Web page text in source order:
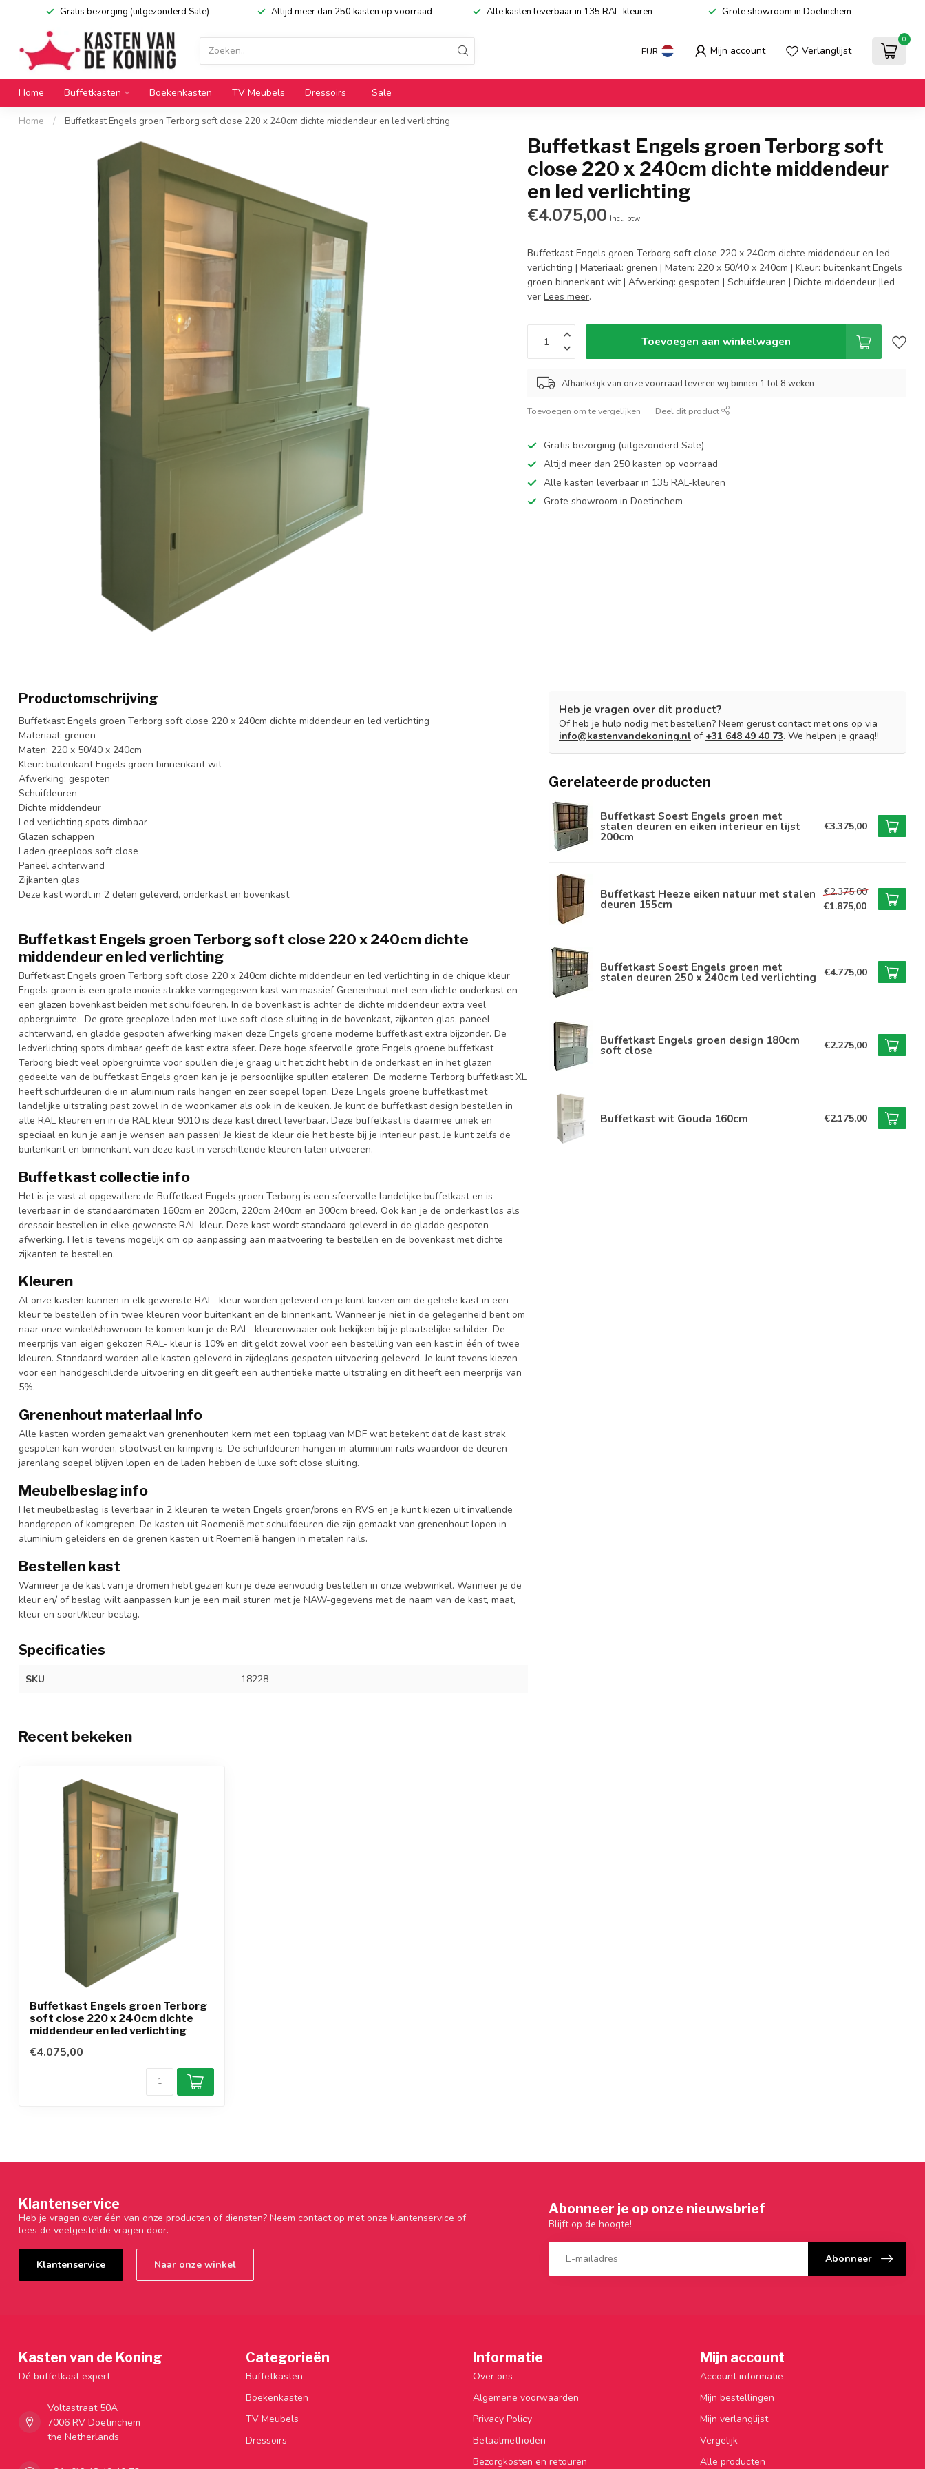
Gratis bezorging (uitgezonderd Sale) Altijd meer dan 250 kasten op voorraad Alle kasten leverbaar in 135 RAL-kleuren Grote showroom in Doetinchem
EUR Mijn account Verlanglijst
0
Home Buffetkasten Boekenkasten TV Meubels Dressoirs Sale
Home / Buffetkast Engels groen Terborg soft close 220 x 240cm dichte middendeur en led verlichting
Buffetkast Engels groen Terborg soft
close 220 x 240cm dichte middendeur
en led verlichting
€4.075,00 Incl. btw
Buffetkast Engels groen Terborg soft close 220 x 240cm dichte middendeur en led
verlichting | Materiaal: grenen | Maten: 220 x 50/40 x 240cm | Kleur: buitenkant Engels
groen binnenkant wit | Afwerking: gespoten | Schuifdeuren | Dichte middendeur |led
verLees meer.
Toevoegen aan winkelwagen
Afhankelijk van onze voorraad leveren wij binnen 1 tot 8 weken
Toevoegen om te vergelijken Deel dit product
Gratis bezorging (uitgezonderd Sale)
Altijd meer dan 250 kasten op voorraad
Alle kasten leverbaar in 135 RAL-kleuren
Grote showroom in Doetinchem
Productomschrijving
Buffetkast Engels groen Terborg soft close 220 x 240cm dichte middendeur en led verlichting
Materiaal: grenen
Maten: 220 x 50/40 x 240cm
Kleur: buitenkant Engels groen binnenkant wit
Afwerking: gespoten
Schuifdeuren
Dichte middendeur
Led verlichting spots dimbaar
Glazen schappen
Laden greeploos soft close
Paneel achterwand
Zijkanten glas
Deze kast wordt in 2 delen geleverd, onderkast en bovenkast
Buffetkast Engels groen Terborg soft close 220 x 240cm dichte
middendeur en led verlichting
Buffetkast Engels groen Terborg soft close 220 x 240cm dichte middendeur en led verlichting in de chique kleur
Engels groen is een grote mooie strakke vormgegeven kast van massief Grenenhout met een dichte onderkast en
een glazen bovenkast beiden met schuifdeuren. In de bovenkast is achter de dichte middendeur extra veel
opbergruimte. De grote greeploze laden met luxe soft close sluiting in de bovenkast, zijkanten glas, paneel
achterwand, en gladde gespoten afwerking maken deze Engels groene moderne buffetkast extra bijzonder. De
ledverlichting spots dimbaar geeft de kast extra sfeer. Deze hoge sfeervolle grote Engels groene buffetkast
Terborg biedt veel opbergruimte voor spullen die je graag uit het zicht hebt in de onderkast en in het glazen
gedeelte van de buffetkast Engels groen kan je je persoonlijke spullen etaleren. De moderne Terborg buffetkast XL
heeft schuifdeuren die in aluminium rails hangen en zeer soepel lopen. Deze Engels groene buffetkast met
landelijke uitstraling past zowel in de woonkamer als ook in de keuken. Je kunt de buffetkast design bestellen in
alle RAL kleuren en in de RAL kleur 9010 is deze kast direct leverbaar. Deze buffetkast is daarmee uniek en
speciaal en kun je aan je wensen aan passen! Je kiest de kleur die het beste bij je interieur past. Je kunt zelfs de
buitenkant en binnenkant van deze kast in verschillende kleuren laten uitvoeren.
Buffetkast collectie info
Het is je vast al opgevallen: de Buffetkast Engels groen Terborg is een sfeervolle landelijke buffetkast en is
leverbaar in de standaardmaten 160cm en 200cm, 220cm 240cm en 300cm breed. Ook kan je de onderkast los als
dressoir bestellen in elke gewenste RAL kleur. Deze kast wordt standaard geleverd in de gladde gespoten
afwerking. Het is tevens mogelijk om op aanpassing aan maatvoering te bestellen en de bovenkast met dichte
zijkanten te bestellen.
Kleuren
Al onze kasten kunnen in elk gewenste RAL- kleur worden geleverd en je kunt kiezen om de gehele kast in een
kleur te bestellen of in twee kleuren voor buitenkant en de binnenkant. Wanneer je niet in de gelegenheid bent om
naar onze winkel/showroom te komen kun je de RAL- kleurenwaaier ook bekijken bij je plaatselijke schilder. De
meerprijs van eigen gekozen RAL- kleur is 10% en dit geldt zowel voor een bestelling van een kast in één of twee
kleuren. Standaard worden alle kasten geleverd in zijdeglans gespoten uitvoering geleverd. Je kunt tevens kiezen
voor een handgeschilderde uitvoering en dit geeft een authentieke matte uitstraling en dit heeft een meerprijs van
5%.
Grenenhout materiaal info
Alle kasten worden gemaakt van grenenhouten kern met een toplaag van MDF wat betekent dat de kast strak
gespoten kan worden, stootvast en krimpvrij is, De schuifdeuren hangen in aluminium rails waardoor de deuren
jarenlang soepel blijven lopen en de laden hebben de luxe soft close sluiting.
Meubelbeslag info
Het meubelbeslag is leverbaar in 2 kleuren te weten Engels groen/brons en RVS en je kunt kiezen uit invallende
handgrepen of komgrepen. De kasten uit Roemenië met schuifdeuren die zijn gemaakt van grenenhout lopen in
aluminium geleiders en de grenen kasten uit Roemenië hangen in metalen rails.
Bestellen kast
Wanneer je de kast van je dromen hebt gezien kun je deze eenvoudig bestellen in onze webwinkel. Wanneer je de
kleur en/ of beslag wilt aanpassen kun je een mail sturen met je NAW-gegevens met de naam van de kast, maat,
kleur en soort/kleur beslag.
Specificaties
SKU 18228
Heb je vragen over dit product?
Of heb je hulp nodig met bestellen? Neem gerust contact met ons op via
info@kastenvandekoning.nl of +31 648 49 40 73. We helpen je graag!!
Gerelateerde producten
Buffetkast Soest Engels groen met
stalen deuren en eiken interieur en lijst
200cm
€3.375,00
Buffetkast Heeze eiken natuur met stalen
deuren 155cm
€2.375,00
€1.875,00
Buffetkast Soest Engels groen met
stalen deuren 250 x 240cm led verlichting €4.775,00
Buffetkast Engels groen design 180cm
soft close €2.275,00
Buffetkast wit Gouda 160cm €2.175,00
Recent bekeken
Buffetkast Engels groen Terborg
soft close 220 x 240cm dichte
middendeur en led verlichting
€4.075,00
Klantenservice
Heb je vragen over één van onze producten of diensten? Neem contact op met onze klantenservice of
lees de veelgestelde vragen door.
Klantenservice Naar onze winkel
Abonneer je op onze nieuwsbrief
Blijft op de hoogte!
Abonneer
Kasten van de Koning
Dé buffetkast expert
Voltastraat 50A
7006 RV Doetinchem
the Netherlands
Categorieën
Buffetkasten
Boekenkasten
TV Meubels
Dressoirs
Informatie
Over ons
Algemene voorwaarden
Privacy Policy
Betaalmethoden
Bezorgkosten en retouren
Mijn account
Account informatie
Mijn bestellingen
Mijn verlanglijst
Vergelijk
Alle producten